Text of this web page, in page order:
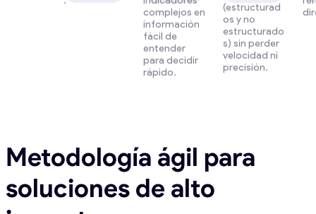
complejos en
información
fácil de
entender
para decidir
rápido.
(estructurad
os y no
estructurado
s) sin perder
velocidad ni
precisión.
Metodología ágil para
soluciones de alto